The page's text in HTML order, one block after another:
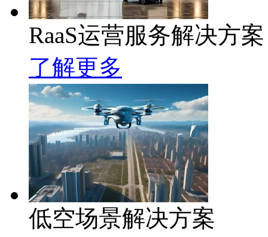
RaaS运营服务解决方案
了解更多
低空场景解决方案